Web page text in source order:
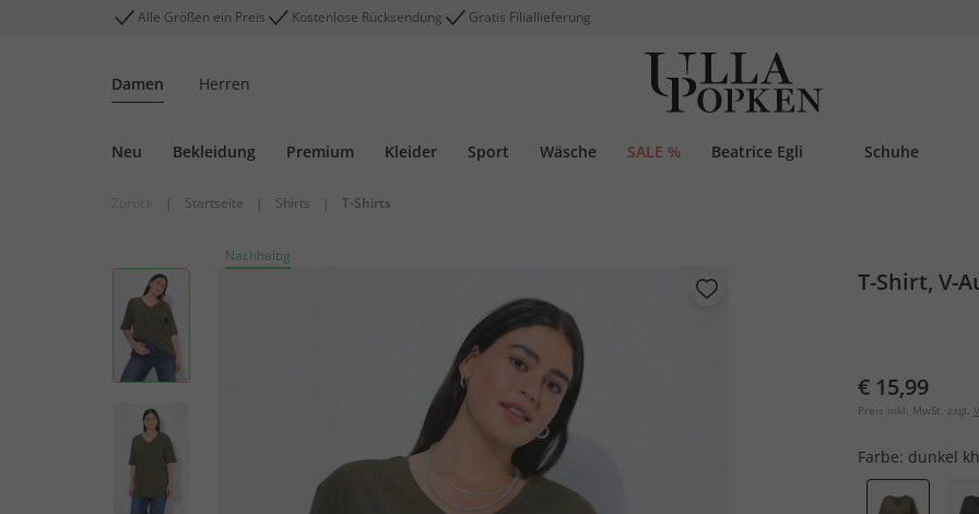
Alle Größen ein Preis Kostenlose Rücksendung Gratis Filiallieferung
Damen Herren
Neu Bekleidung Premium Kleider Sport Wäsche SALE % Beatrice Egli Schuhe
| Startseite | Shirts | T-Shirts
Nachhaltig
T-Shirt, V-
€ 15,99
Preis inkl. MwSt. zzgl.
Farbe: dunkel